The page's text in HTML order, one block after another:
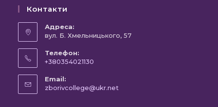
в
новій
вкладці
в
новій
вкладці
новій
вкладці
Контакти
Адреса:
вул. Б. Хмельницького, 57
Телефон:
+380354021130
у
Email:
zborivcollege@ukr.net